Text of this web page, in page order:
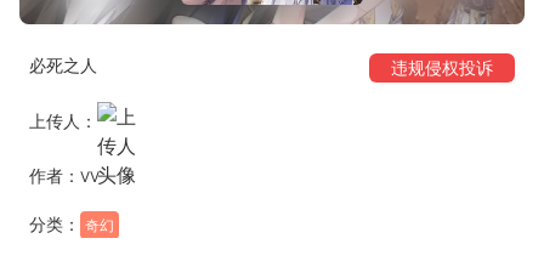
必死之人 违规侵权投诉
上传人：
作者： VV
分类： 奇幻